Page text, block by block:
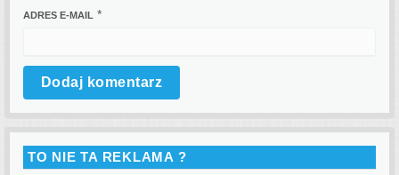
ADRES E-MAIL *
TO NIE TA REKLAMA ?